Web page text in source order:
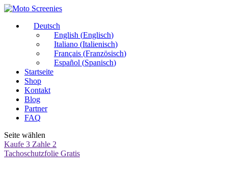
Deutsch
English (Englisch)
Italiano (Italienisch)
Français (Französisch)
Español (Spanisch)
Startseite
Shop
Kontakt
Blog
Partner
FAQ
Seite wählen
Kaufe 3 Zahle 2
Tachoschutzfolie Gratis